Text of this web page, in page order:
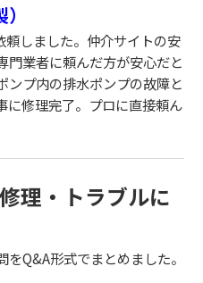
頼しました。仲介サイトの安
門業者に頼んだ方が安心だと
ンプ内の排水ポンプの故障と
に修理完了。プロに直接頼ん
理・トラブルに
Q&A形式でまとめました。